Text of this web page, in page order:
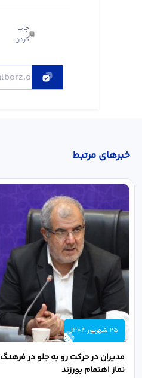
چاپ
کردن
خبر‌های مرتبط
25 شهریور 1404
مدیران در حرکت رو به جلو در فرهنگ
نماز اهتمام بورزند